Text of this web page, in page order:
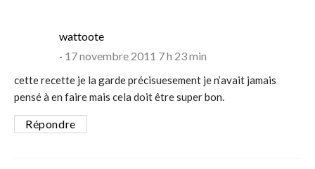
wattootesays:
17 novembre 2011 7 h 23 min
cette recette je la garde précisuesement je n’avait jamais
pensé à en faire mais cela doit être super bon.
Répondre